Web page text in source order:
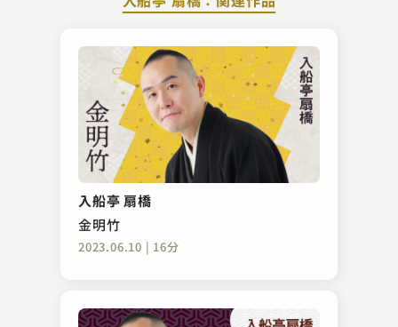
入船亭 扇橋
金明竹
2023.06.10 | 16分
神田 阿久鯉
太閤記 間違いの婚礼
2023.11.26 | 12分